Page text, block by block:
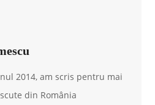
2014, am scris pentru mai
din România